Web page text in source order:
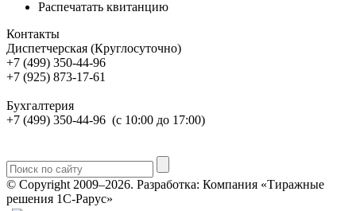
Распечатать квитанцию
Контакты
Диспетчерская (Круглосуточно)
+7 (499) 350-44-96
+7 (925) 873-17-61
Бухгалтерия
+7 (499) 350-44-96 (с 10:00 до 17:00)
© Copyright 2009–2026. Разработка: Компания «Тиражные
решения 1С-Рарус»